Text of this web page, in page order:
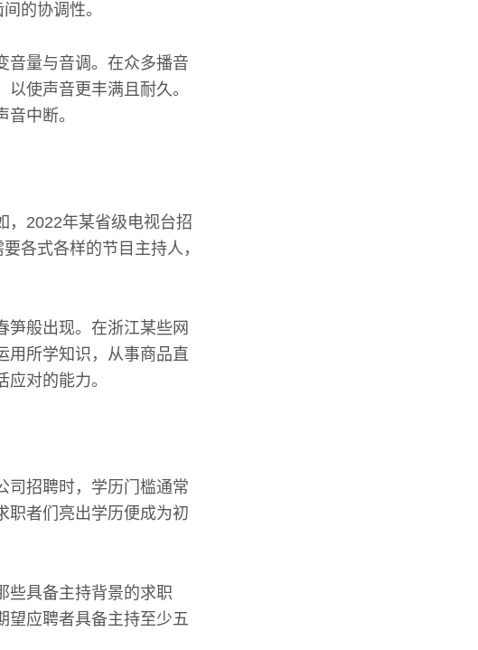
的协调性。
音量与音调。在众多播音
使声音更丰满且耐久。
中断。
，2022年某省级电视台招
各式各样的节目主持人，
笋般出现。在浙江某些网
用所学知识，从事商品直
对的能力。
司招聘时，学历门槛通常
职者们亮出学历便成为初
些具备主持背景的求职
望应聘者具备主持至少五